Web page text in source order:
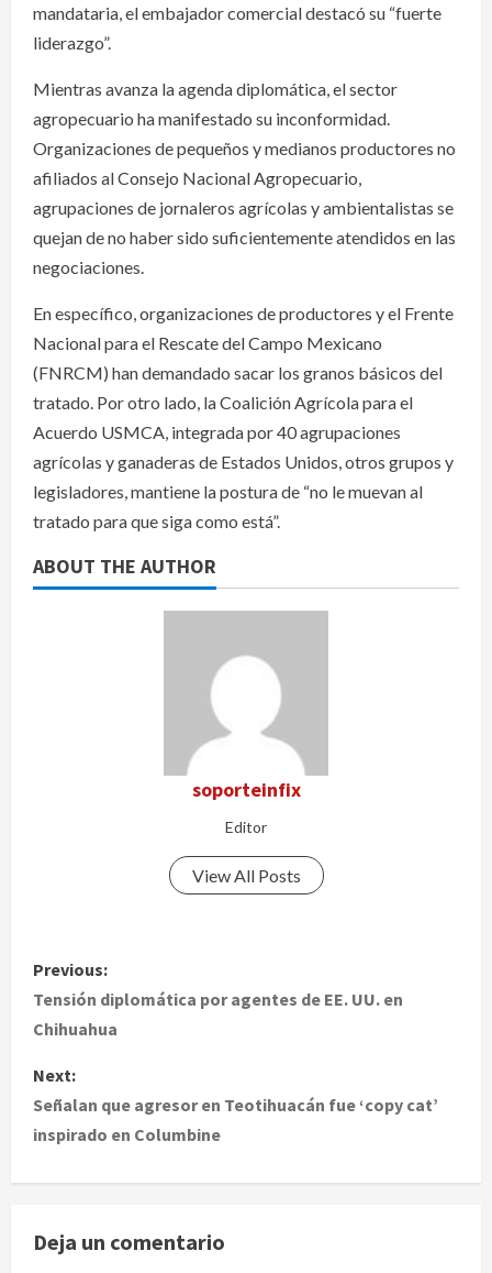
mandataria, el embajador comercial destacó su “fuerte
liderazgo”.
Mientras avanza la agenda diplomática, el sector
agropecuario ha manifestado su inconformidad.
Organizaciones de pequeños y medianos productores no
afiliados al Consejo Nacional Agropecuario,
agrupaciones de jornaleros agrícolas y ambientalistas se
quejan de no haber sido suficientemente atendidos en las
negociaciones.
En específico, organizaciones de productores y el Frente
Nacional para el Rescate del Campo Mexicano
(FNRCM) han demandado sacar los granos básicos del
tratado. Por otro lado, la Coalición Agrícola para el
Acuerdo USMCA, integrada por 40 agrupaciones
agrícolas y ganaderas de Estados Unidos, otros grupos y
legisladores, mantiene la postura de “no le muevan al
tratado para que siga como está”.
ABOUT THE AUTHOR
soporteinfix
Editor
View All Posts
P
o
t
n
a
v
Previous:
Tensión diplomática por agentes de EE. UU. en
Chihuahua
Next:
Señalan que agresor en Teotihuacán fue ‘copy cat’
inspirado en Columbine
Deja un comentario